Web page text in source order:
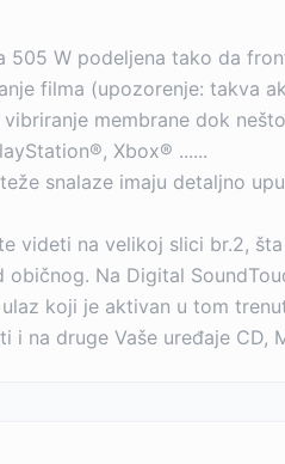
505 W podeljena tako da
filma (upozorenje: takva
membrane dok
Xbox® ......
snalaze imaju detaljno
videti na velikoj slici br.2,
Na Digital
koji je aktivan u tom
na druge Vaše uređaje CD,